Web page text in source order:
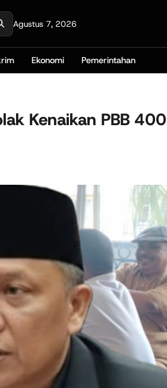
Agustus 7, 2026
Ekonomi Pemerintahan
Kenaikan PBB 400